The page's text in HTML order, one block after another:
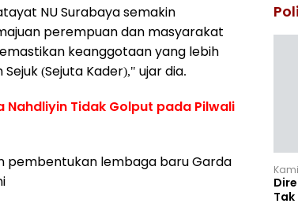
NU Surabaya semakin
perempuan dan masyarakat
keanggotaan yang lebih
(Sejuta Kader)," ujar dia.
Nahdliyin Tidak Golput pada Pilwali
pembentukan lembaga baru Garda